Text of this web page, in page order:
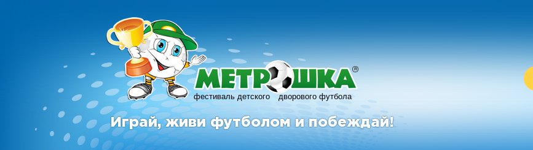
фестиваль детского дворового футбола
R
Играй, живи футболом и побеждай!